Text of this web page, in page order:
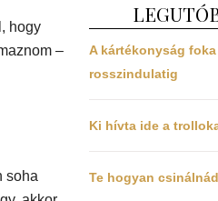
hogy
–
soha
A kártékonyság
rosszindulatig
Ki hívta ide a
Te hogyan